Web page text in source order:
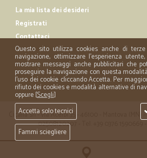
La mia lista dei desideri
Registrati
Contattaci
Cicalia srl - via Acerbi 35 - 46100 - Mantova (MN) -
02508120207 - Tel. +39 0376 1590669 -
Questo sito utilizza cookies anche di
navigazione, ottimizzare l'esperienza
mostrare messaggi anche pubblicitari che
proseguire la navigazione con questa
l'uso dei cookie cliccando Accetta. Per
rifiuto dei cookies e modalità alternative di
oppure [Scegli]
Accetta solo tecnici
Fammi sciegliere